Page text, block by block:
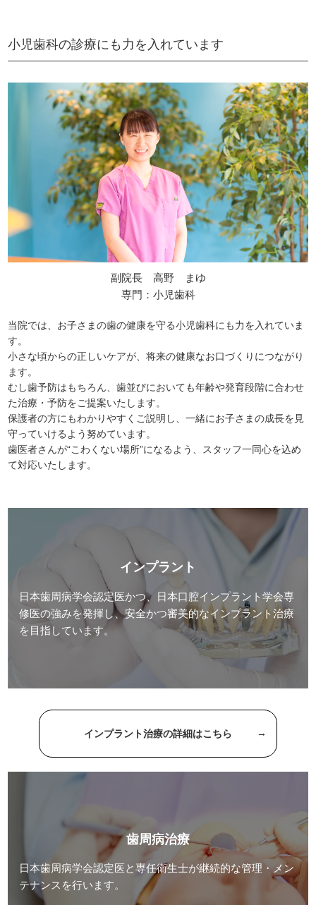
当院では、お子さまの歯の健康を守る小児歯科にも力を入れていま
す。
小さな頃からの正しいケアが、将来の健康なお口づくりにつながり
ます。
むし歯予防はもちろん、歯並びにおいても年齢や発育段階に合わせ
た治療・予防をご提案いたします。
保護者の方にもわかりやすくご説明し、一緒にお子さまの成長を見
守っていけるよう努めています。
歯医者さんが“こわくない場所”になるよう、スタッフ一同心を込め
て対応いたします。
小児歯科の診療にも力を入れています
副院長 高野 まゆ
専門：小児歯科
歯周病治療
日本歯周病学会認定医と専任衛生士が継続的な管理・メン
テナンスを行います。
インプラント
日本歯周病学会認定医かつ、日本口腔インプラント学会専
修医の強みを発揮し、安全かつ審美的なインプラント治療
を目指しています。
インプラント治療の詳細はこちら